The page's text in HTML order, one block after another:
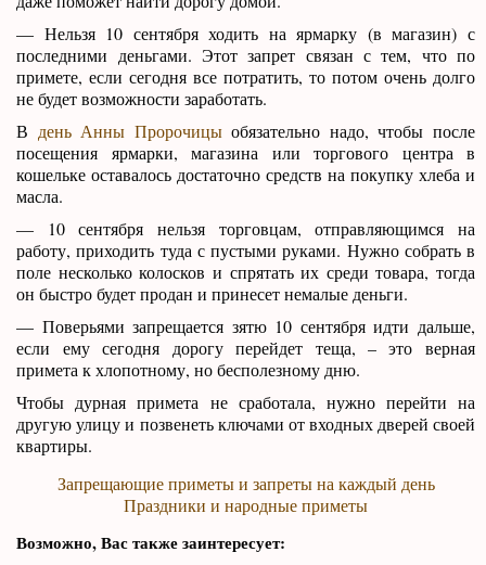
— Нельзя 10 сентября ходить на ярмарку (в магазин) с
последними деньгами. Этот запрет связан с тем, что по
примете, если сегодня все потратить, то потом очень долго
не будет возможности заработать.
В день Анны Пророчицыобязательно надо, чтобы после
посещения ярмарки, магазина или торгового центра в
кошельке оставалось достаточно средств на покупку хлеба и
масла.
— 10 сентября нельзя торговцам, отправляющимся на
работу, приходить туда с пустыми руками. Нужно собрать в
поле несколько колосков и спрятать их среди товара, тогда
он быстро будет продан и принесет немалые деньги.
— Поверьями запрещается зятю 10 сентября идти дальше,
если ему сегодня дорогу перейдет теща, – это верная
примета к хлопотному, но бесполезному дню.
Чтобы дурная примета не сработала, нужно перейти на
другую улицу и позвенеть ключами от входных дверей своей
квартиры.
Запрещающие приметы и запреты на каждый день
Праздники и народные приметы
Возможно, Вас также заинтересует: